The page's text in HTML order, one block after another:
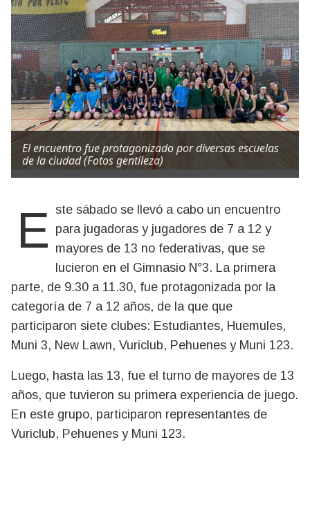
El encuentro fue protagonizado por diversas escuelas
de la ciudad (Fotos gentileza)
Este sábado se llevó a cabo un encuentro para jugadoras y jugadores de 7 a 12 y
mayores de 13 no federativas, que se
lucieron en el Gimnasio N°3. La primera
parte, de 9.30 a 11.30, fue protagonizada por la
categoría de 7 a 12 años, de la que que
participaron siete clubes: Estudiantes, Huemules,
Muni 3, New Lawn, Vuriclub, Pehuenes y Muni 123.
Luego, hasta las 13, fue el turno de mayores de 13
años, que tuvieron su primera experiencia de juego.
En este grupo, participaron representantes de
Vuriclub, Pehuenes y Muni 123.